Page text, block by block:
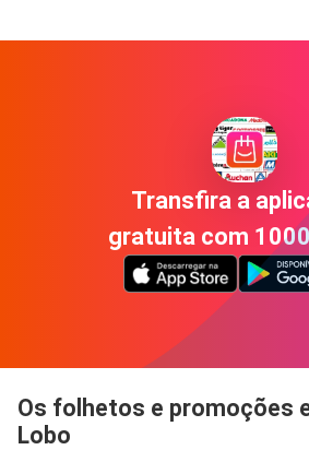
Transfira a
gratuita com
Os folhetos e promoções
Lobo